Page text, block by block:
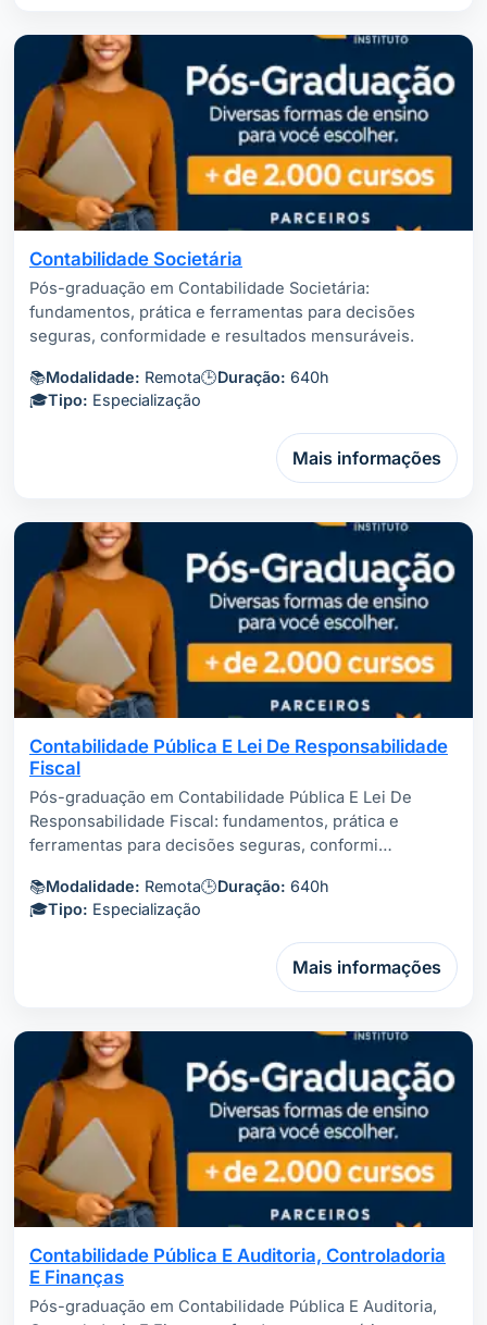
Contabilidade Societária
Pós-graduação em Contabilidade Societária:
fundamentos, prática e ferramentas para decisões
seguras, conformidade e resultados mensuráveis.
📚Modalidade: Remota🕒Duração: 640h
🎓Tipo: Especialização
Mais informações
Contabilidade Pública E Lei De Responsabilidade
Fiscal
Pós-graduação em Contabilidade Pública E Lei De
Responsabilidade Fiscal: fundamentos, prática e
ferramentas para decisões seguras, conformi…
📚Modalidade: Remota🕒Duração: 640h
🎓Tipo: Especialização
Mais informações
Contabilidade Pública E Auditoria, Controladoria
E Finanças
Pós-graduação em Contabilidade Pública E Auditoria,